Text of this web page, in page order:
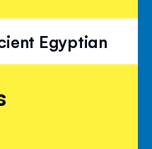
Egyptian